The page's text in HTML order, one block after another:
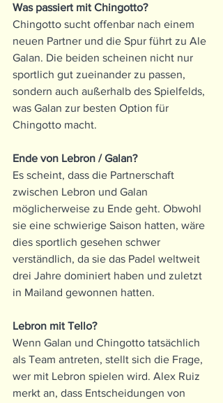
Was passiert mit Chingotto?
Chingotto sucht offenbar nach einem
neuen Partner und die Spur führt zu Ale
Galan. Die beiden scheinen nicht nur
sportlich gut zueinander zu passen,
sondern auch außerhalb des Spielfelds,
was Galan zur besten Option für
Chingotto macht.
Ende von Lebron / Galan?
Es scheint, dass die Partnerschaft
zwischen Lebron und Galan
möglicherweise zu Ende geht. Obwohl
sie eine schwierige Saison hatten, wäre
dies sportlich gesehen schwer
verständlich, da sie das Padel weltweit
drei Jahre dominiert haben und zuletzt
in Mailand gewonnen hatten.
Lebron mit Tello?
Wenn Galan und Chingotto tatsächlich
als Team antreten, stellt sich die Frage,
wer mit Lebron spielen wird. Alex Ruiz
merkt an, dass Entscheidungen von